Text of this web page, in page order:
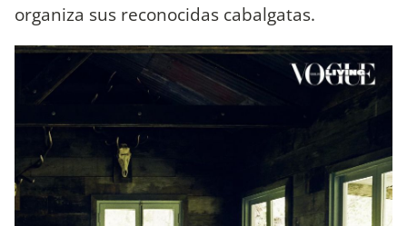
organiza sus reconocidas cabalgatas.